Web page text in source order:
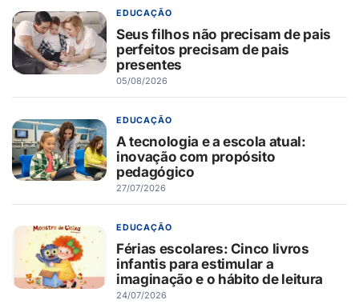
EDUCAÇÃO
Seus filhos não precisam de pais
perfeitos precisam de pais
presentes
05/08/2026
EDUCAÇÃO
A tecnologia e a escola atual:
inovação com propósito
pedagógico
27/07/2026
EDUCAÇÃO
Férias escolares: Cinco livros
infantis para estimular a
imaginação e o hábito de leitura
24/07/2026